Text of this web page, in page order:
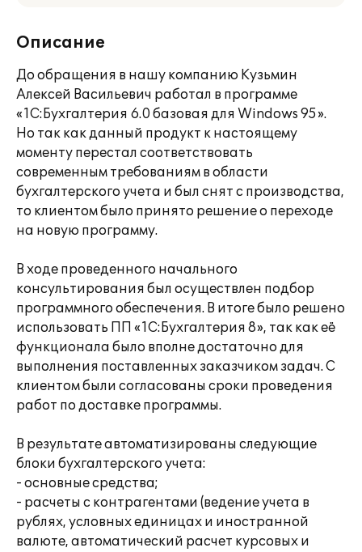
Описание
До обращения в нашу компанию Кузьмин
Алексей Васильевич работал в программе
«1С:Бухгалтерия 6.0 базовая для Windows 95».
Но так как данный продукт к настоящему
моменту перестал соответствовать
современным требованиям в области
бухгалтерского учета и был снят с производства,
то клиентом было принято решение о переходе
на новую программу.
В ходе проведенного начального
консультирования был осуществлен подбор
программного обеспечения. В итоге было решено
использовать ПП «1С:Бухгалтерия 8», так как её
функционала было вполне достаточно для
выполнения поставленных заказчиком задач. С
клиентом были согласованы сроки проведения
работ по доставке программы.
В результате автоматизированы следующие
блоки бухгалтерского учета:
- основные средства;
- расчеты с контрагентами (ведение учета в
рублях, условных единицах и иностранной
валюте, автоматический расчет курсовых и